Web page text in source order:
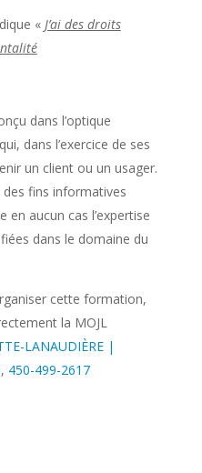
« J’ai des droits
dans l’optique
dans l’exercice de ses
un client ou un usager.
fins informatives
en aucun cas l’expertise
dans le domaine du
cette formation,
la MOJL
LANAUDIÈRE |
, 450-499-2617